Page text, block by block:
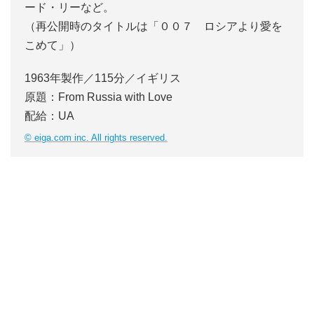
ード・リーなど。
（再公開時のタイトルは「００７ ロシアより愛を
こめて」）
1963年製作／115分／イギリス
原題：From Russia with Love
配給：UA
© eiga.com inc. All rights reserved.